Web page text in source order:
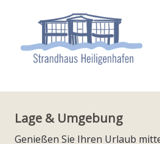
Lage & Umgebung
Genießen Sie Ihren Urlaub